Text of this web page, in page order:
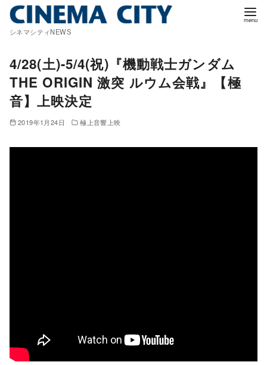
シネマシティNEWS
4/28(土)-5/4(祝)『機動戦士ガンダム
THE ORIGIN 激突 ルウム会戦』【極
音】上映決定
2019年1月24日 極上音響上映